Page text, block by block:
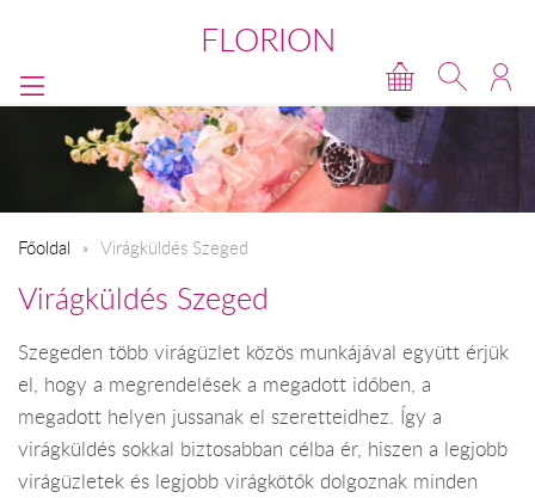
FLORION
Főoldal Virágküldés Szeged
Virágküldés Szeged
Szegeden több virágüzlet közös munkájával együtt érjük
el, hogy a megrendelések a megadott időben, a
megadott helyen jussanak el szeretteidhez. Így a
virágküldés sokkal biztosabban célba ér, hiszen a legjobb
virágüzletek és legjobb virágkötők dolgoznak minden